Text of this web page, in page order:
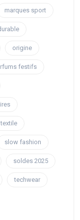
marques sport
origine
festifs
slow fashion
soldes 2025
techwear